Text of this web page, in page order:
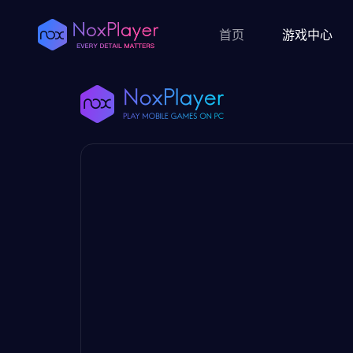
首页 游戏中心